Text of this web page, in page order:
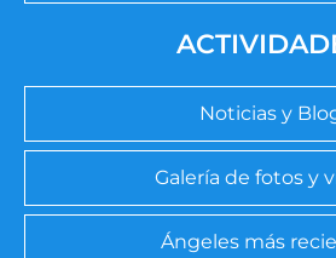
Noticias y
Galería de fotos y
Ángeles más